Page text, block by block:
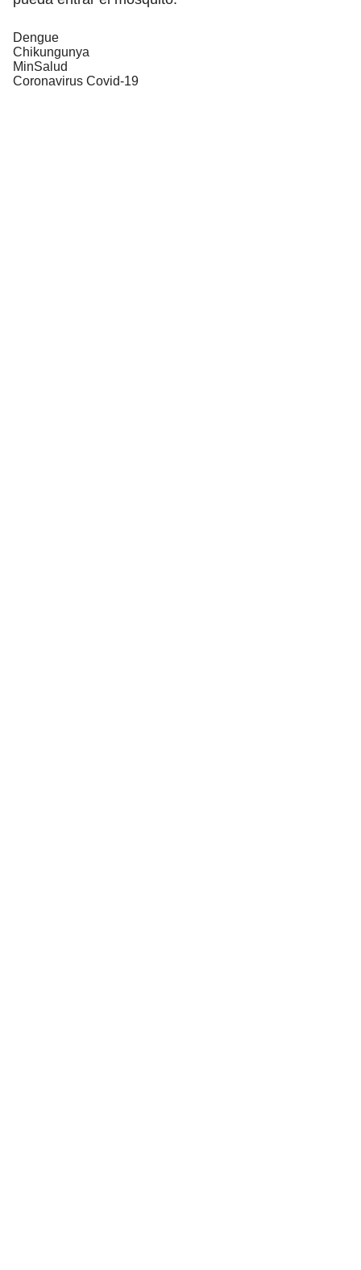
Dengue
Chikungunya
MinSalud
Coronavirus Covid-19